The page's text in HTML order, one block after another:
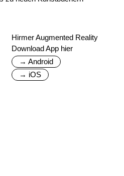
Hirmer Augmented Reality
Download App hier
→ Android
→ iOS